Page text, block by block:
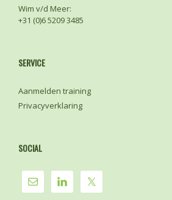
Wim v/d Meer:
+31 (0)6 5209 3485
SERVICE
Aanmelden training
Privacyverklaring
SOCIAL